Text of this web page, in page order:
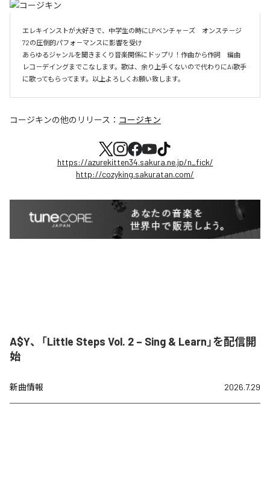
エレキインストが大好きで、中学生の時にLPベンチャ－ズ　オンステ－ジ
72の圧倒的パフォ－マンスに影響を受け
あらゆるジャンルを聞きまくり音楽関係にドップリ！作曲から作詞　編曲
レコ－デイングまでこなします。歌は、余り上手くないので代わりにAi歌手
に歌ってもらってます。以上よろしくお願い致します。
コージキンの他のリリース： コージキン
https://azurekitten34.sakura.ne.jp/n_fick/
http://cozyking.sakuratan.com/
A$Y、「Little Steps Vol. 2 – Sing & Learn」を配信開
始
新曲情報 2026.7.29